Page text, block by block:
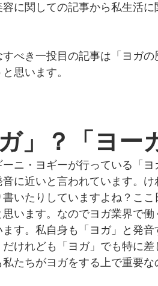
に関しての記事から私生活
すべき一投目の記事は「ヨガ
思います。
ガ」？「ヨー
ニ・ヨギーが行っている「
音に近いと言われています。
書いたりしていますよね？こ
思います。なのでヨガ業界で
ます。私自身も「ヨガ」と発
だけれども「ヨガ」でも特に
私たちがヨガをする上で重要